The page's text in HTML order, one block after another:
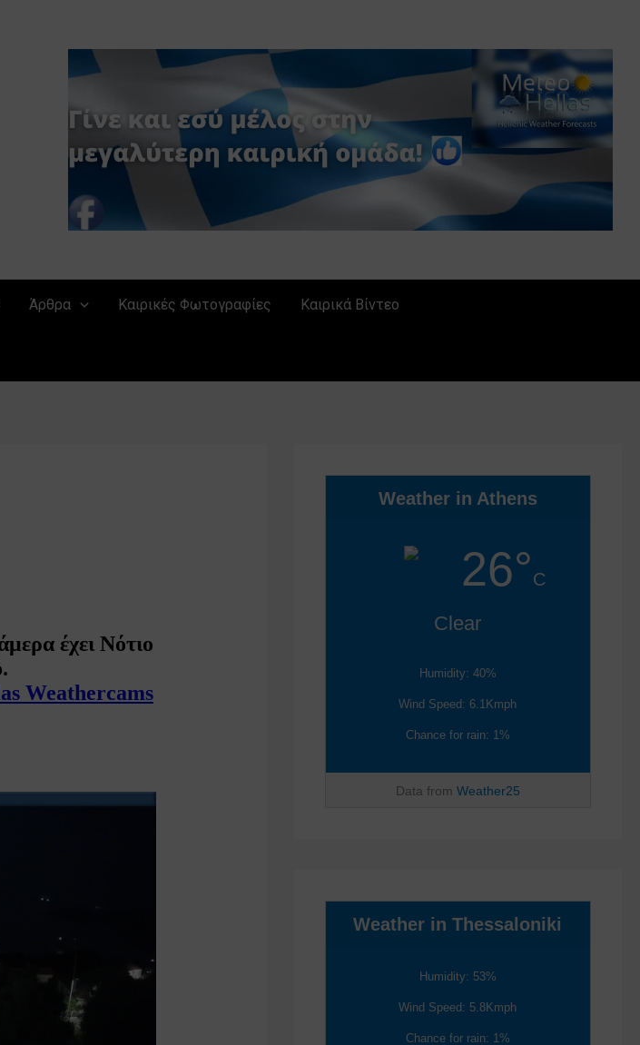
Άρθρα Καιρικές Φωτογραφίες Καιρικά Βίντεο
Weather in Athens
26°C
Clear
Humidity: 40%
Wind Speed: 6.1Kmph
Chance for rain: 1%
Data from Weather25
Weather in Thessaloniki
Humidity: 53%
Wind Speed: 5.8Kmph
Chance for rain: 1%